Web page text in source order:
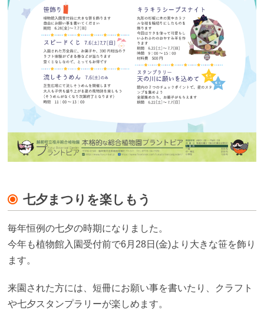
七夕まつりを楽しもう
毎年恒例の七夕の時期になりました。
今年も植物館入園受付前で6月28日(金)より大きな笹を飾り
ます。
来園された方には、短冊にお願い事を書いたり、クラフト
や七夕スタンプラリーが楽しめます。